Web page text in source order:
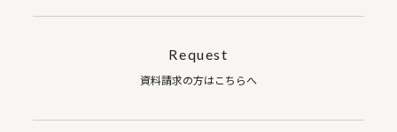
Request
資料請求の方はこちらへ